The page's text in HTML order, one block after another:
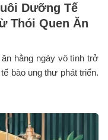
Dưỡng Tế
Thói Quen Ăn
hằng ngày vô tình trở
bào ung thư phát triển.